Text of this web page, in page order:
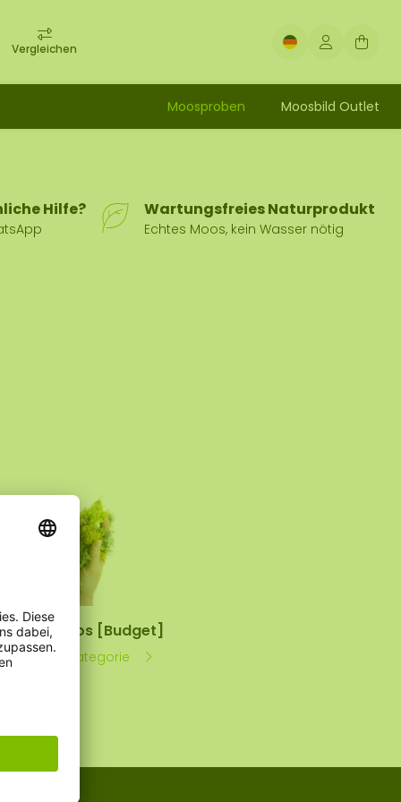
Vergleichen
Moosproben Moosbild Outlet
Hilfe? Wartungsfreies Naturprodukt
Echtes Moos, kein Wasser nötig
ECO Moos [Budget]
Siehe Kategorie